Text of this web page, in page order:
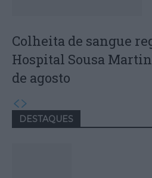
Colheita de sangue
Hospital Sousa
de agosto
DESTAQUES